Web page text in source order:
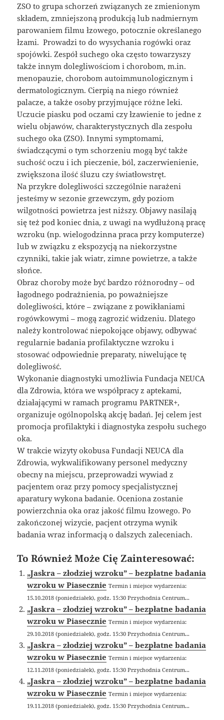
ZSO to grupa schorzeń związanych ze zmienionym
składem, zmniejszoną produkcją lub nadmiernym
parowaniem filmu łzowego, potocznie określanego
łzami. Prowadzi to do wysychania rogówki oraz
spojówki. Zespół suchego oka często towarzyszy
także innym dolegliwościom i chorobom, m.in.
menopauzie, chorobom autoimmunologicznym i
dermatologicznym. Cierpią na niego również
palacze, a także osoby przyjmujące różne leki.
Uczucie piasku pod oczami czy łzawienie to jedne z
wielu objawów, charakterystycznych dla zespołu
suchego oka (ZSO). Innymi symptomami,
świadczącymi o tym schorzeniu mogą być także
suchość oczu i ich pieczenie, ból, zaczerwienienie,
zwiększona ilość śluzu czy światłowstręt.
Na przykre dolegliwości szczególnie narażeni
jesteśmy w sezonie grzewczym, gdy poziom
wilgotności powietrza jest niższy. Objawy nasilają
się też pod koniec dnia, z uwagi na wydłużoną pracę
wzroku (np. wielogodzinna praca przy komputerze)
lub w związku z ekspozycją na niekorzystne
czynniki, takie jak wiatr, zimne powietrze, a także
słońce.
Obraz choroby może być bardzo różnorodny – od
łagodnego podrażnienia, po poważniejsze
dolegliwości, które – związane z powikłaniami
rogówkowymi – mogą zagrozić widzeniu. Dlatego
należy kontrolować niepokojące objawy, odbywać
regularnie badania profilaktyczne wzroku i
stosować odpowiednie preparaty, niwelujące tę
dolegliwość.
Wykonanie diagnostyki umożliwia Fundacja NEUCA
dla Zdrowia, która we współpracy z aptekami,
działającymi w ramach programu PARTNER+,
organizuje ogólnopolską akcję badań. Jej celem jest
promocja profilaktyki i diagnostyka zespołu suchego
oka.
W trakcie wizyty okobusa Fundacji NEUCA dla
Zdrowia, wykwalifikowany personel medyczny
obecny na miejscu, przeprowadzi wywiad z
pacjentem oraz przy pomocy specjalistycznej
aparatury wykona badanie. Oceniona zostanie
powierzchnia oka oraz jakość filmu łzowego. Po
zakończonej wizycie, pacjent otrzyma wynik
badania wraz informacją o dalszych zaleceniach.
To Również Może Cię Zainteresować:
„Jaskra – złodziej wzroku” – bezpłatne badania
wzroku w Piasecznie Termin i miejsce wydarzenia:
15.10.2018 (poniedziałek), godz. 15:30 Przychodnia Centrum...
„Jaskra – złodziej wzroku” – bezpłatne badania
wzroku w Piasecznie Termin i miejsce wydarzenia:
29.10.2018 (poniedziałek), godz. 15:30 Przychodnia Centrum...
„Jaskra – złodziej wzroku” – bezpłatne badania
wzroku w Piasecznie Termin i miejsce wydarzenia:
12.11.2018 (poniedziałek), godz. 15:30 Przychodnia Centrum...
„Jaskra – złodziej wzroku” – bezpłatne badania
wzroku w Piasecznie Termin i miejsce wydarzenia:
19.11.2018 (poniedziałek), godz. 15:30 Przychodnia Centrum...